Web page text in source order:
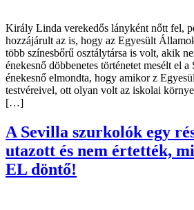
Király Linda verekedős lányként nőtt fel,
hozzájárult az is, hogy az Egyesült
több színesbőrű osztálytársa is volt, akik
énekesnő döbbenetes történetet mesélt el
énekesnő elmondta, hogy amikor z
testvéreivel, ott olyan volt az iskolai
[…]
A Sevilla szurkolók egy
utazott és nem értették,
EL döntő!